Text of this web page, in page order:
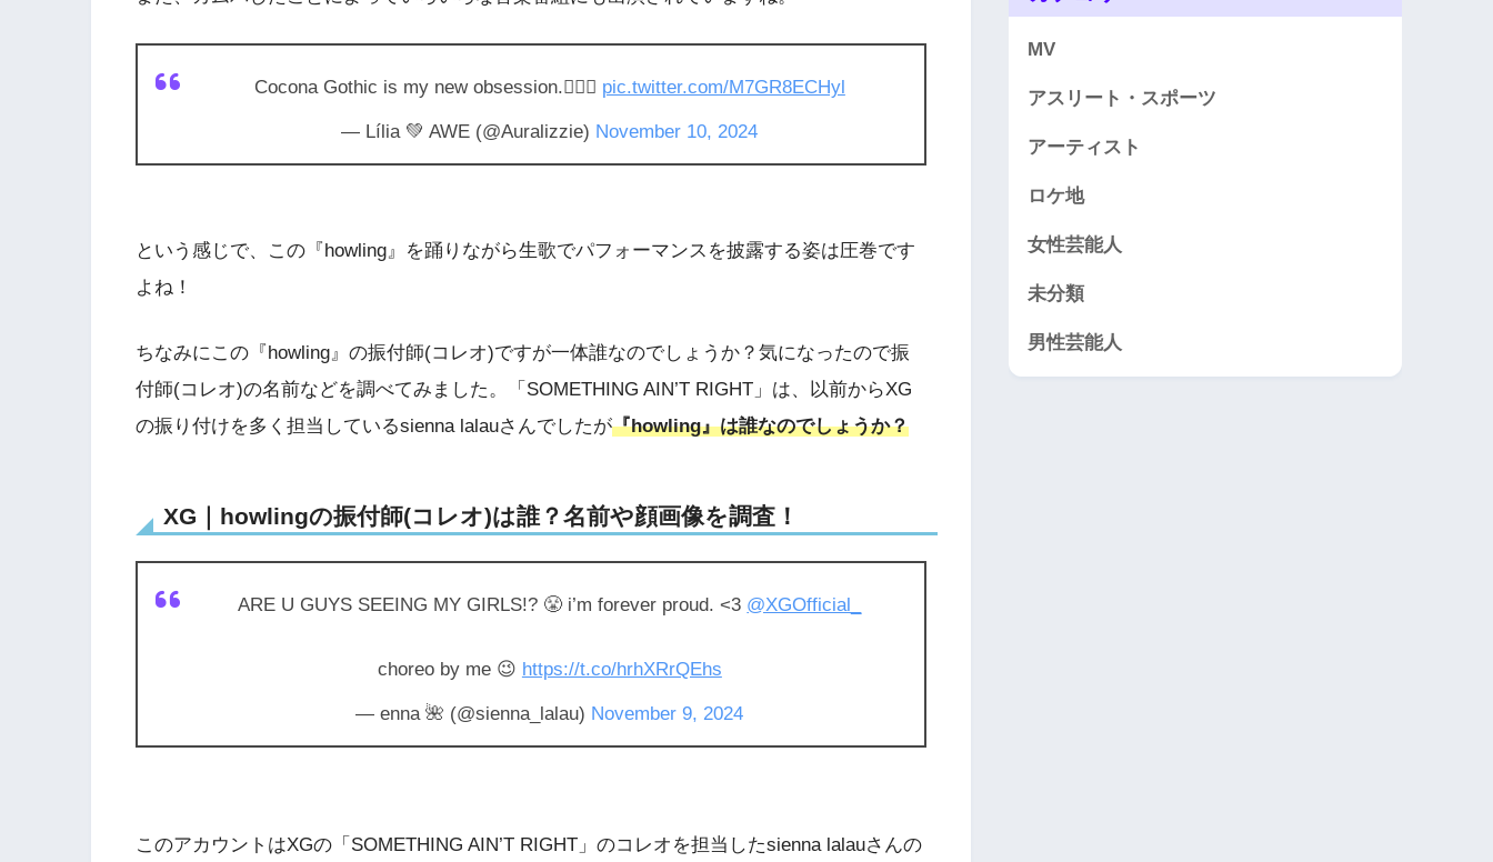
Cocona Gothic is my new obsession.😮‍💨🖤 pic.twitter.com/M7GR8ECHyl
— Lília 💚 AWE (@Auralizzie) November 10, 2024
という感じで、この『howling』を踊りながら生歌でパフォーマンスを披露する姿は圧巻です
よね！
ちなみにこの『howling』の振付師(コレオ)ですが一体誰なのでしょうか？気になったので振
付師(コレオ)の名前などを調べてみました。「SOMETHING AIN’T RIGHT」は、以前からXG
の振り付けを多く担当しているsienna lalauさんでしたが『howling』は誰なのでしょうか？
XG｜howlingの振付師(コレオ)は誰？名前や顔画像を調査！
ARE U GUYS SEEING MY GIRLS!? 😤 i’m forever proud. <3 @XGOfficial_
choreo by me 😉 https://t.co/hrhXRrQEhs
— enna 🌺 (@sienna_lalau) November 9, 2024
このアカウントはXGの「SOMETHING AIN’T RIGHT」のコレオを担当したsienna lalauさんの
MV
アスリート・スポーツ
アーティスト
ロケ地
女性芸能人
未分類
男性芸能人